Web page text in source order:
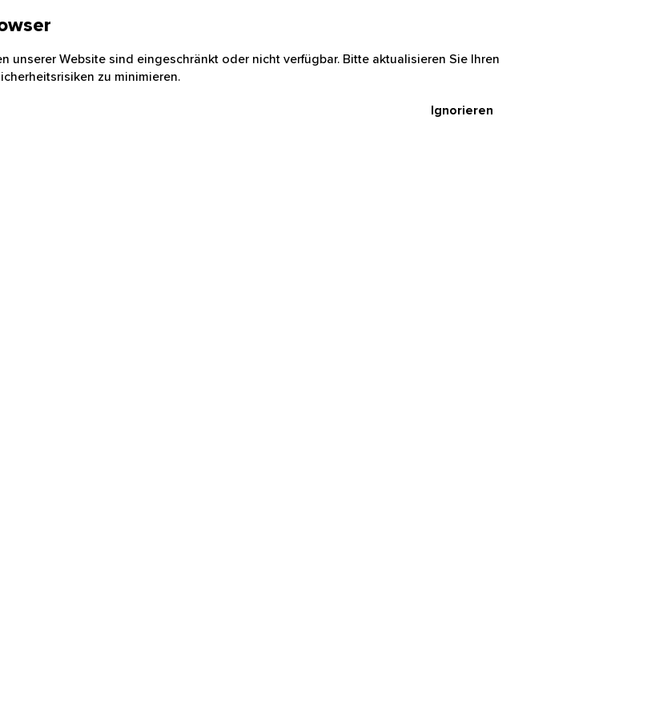
unserer Website sind eingeschränkt oder nicht verfügbar. Bitte aktualisieren Sie Ihren
zu minimieren.
Ignorieren